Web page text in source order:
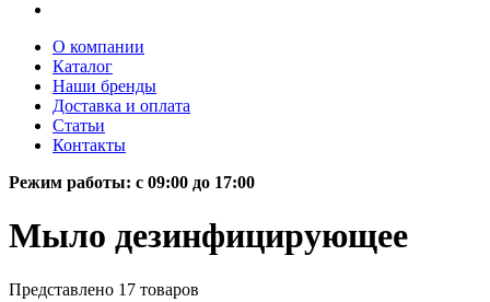
О компании
Каталог
Наши бренды
Доставка и оплата
Статьи
Контакты
Режим работы: c 09:00 до 17:00
Мыло дезинфицирующее
Представлено 17 товаров